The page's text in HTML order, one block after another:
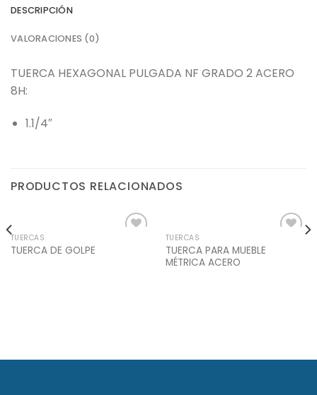
DESCRIPCIÓN
VALORACIONES (0)
TUERCA HEXAGONAL PULGADA NF GRADO 2 ACERO
8H:
1.1/4″
PRODUCTOS RELACIONADOS
TUERCAS
TUERCA DE GOLPE
TUERCAS
TUERCA PARA MUEBLE
MÉTRICA ACERO